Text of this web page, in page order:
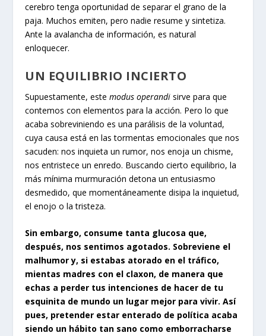
cerebro tenga oportunidad de separar el grano de la
paja. Muchos emiten, pero nadie resume y sintetiza.
Ante la avalancha de información, es natural
enloquecer.
UN EQUILIBRIO INCIERTO
Supuestamente, estemodus operandi sirve para que
contemos con elementos para la acción. Pero lo que
acaba sobreviniendo es una parálisis de la voluntad,
cuya causa está en las tormentas emocionales que nos
sacuden: nos inquieta un rumor, nos enoja un chisme,
nos entristece un enredo. Buscando cierto equilibrio, la
más mínima murmuración detona un entusiasmo
desmedido, que momentáneamente disipa la inquietud,
el enojo o la tristeza.
Sin embargo, consume tanta glucosa que,
después, nos sentimos agotados. Sobreviene el
malhumor y, si estabas atorado en el tráfico,
mientas madres con el claxon, de manera que
echas a perder tus intenciones de hacer de tu
esquinita de mundo un lugar mejor para vivir. Así
pues, pretender estar enterado de política acaba
siendo un hábito tan sano como emborracharse